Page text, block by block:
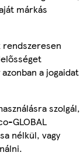
márkás
a jogaidat
szolgál,
GLOBAL
nélkül, vagy